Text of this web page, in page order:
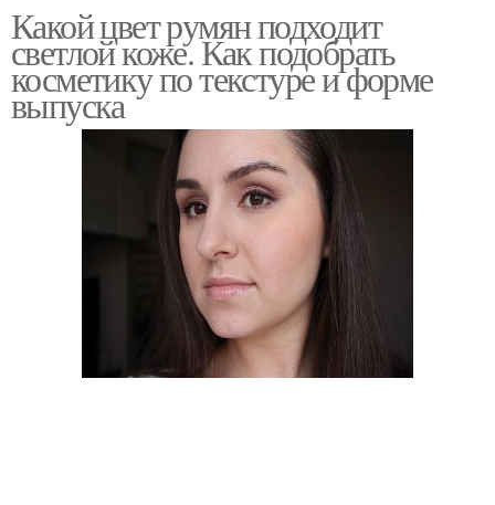
Какой цвет румян подходит
светлой коже. Как подобрать
косметику по текстуре и форме
выпуска